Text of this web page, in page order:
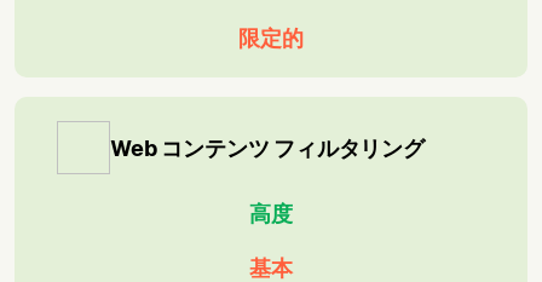
限定的
Web コンテンツ フィルタリング
高度
基本